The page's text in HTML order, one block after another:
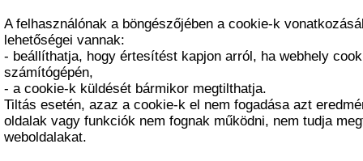
A felhasználónak a böngészőjében a cookie-k
lehetőségei vannak:
- beállíthatja, hogy értesítést kapjon arról, ha webhely
számítógépén,
- a cookie-k küldését bármikor megtilthatja.
Tiltás esetén, azaz a cookie-k el nem fogadása azt
oldalak vagy funkciók nem fognak működni, nem tudja
weboldalakat.